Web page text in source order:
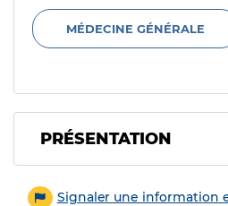
MÉDECINE GÉNÉRALE
PRÉSENTATION
Signaler une information